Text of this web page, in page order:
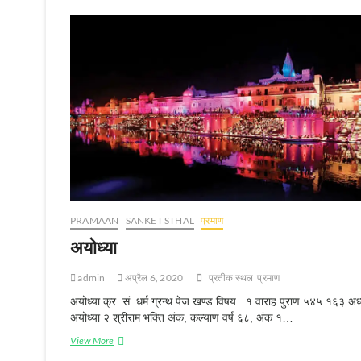
PRAMAAN SANKET STHAL प्रमाण
अयोध्‍या
admin अप्रैल 6, 2020 प्रतीक स्‍थल प्रमाण
अयोध्या क्र. सं. धर्म ग्रन्थ पेज खण्ड विषय १ वाराह पुराण ५४५ १६३
अयोध्या २ श्रीराम भक्ति अंक, कल्याण वर्ष ६८, अंक १…
View More अ